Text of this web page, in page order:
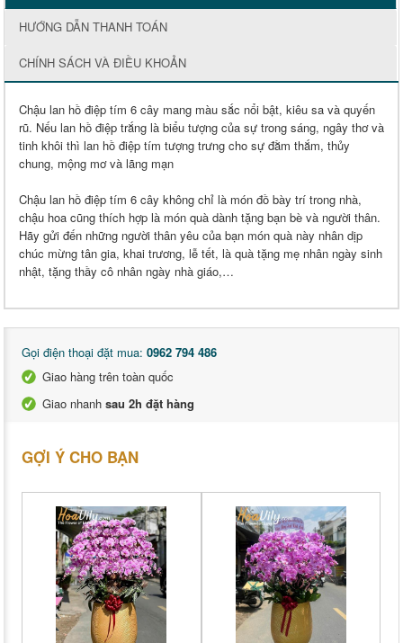
HƯỚNG DẪN THANH TOÁN
CHÍNH SÁCH VÀ ĐIỀU KHOẢN
Chậu lan hồ điệp tím 6 cây mang màu sắc nổi bật, kiêu sa và quyến
rũ. Nếu lan hồ điệp trắng là biểu tượng của sự trong sáng, ngây thơ và
tinh khôi thì lan hồ điệp tím tượng trưng cho sự đằm thắm, thủy
chung, mộng mơ và lãng mạn
Chậu lan hồ điệp tím 6 cây không chỉ là món đồ bày trí trong nhà,
chậu hoa cũng thích hợp là món quà dành tặng bạn bè và người thân.
Hãy gửi đến những người thân yêu của bạn món quà này nhân dịp
chúc mừng tân gia, khai trương, lễ tết, là quà tặng mẹ nhân ngày sinh
nhật, tặng thầy cô nhân ngày nhà giáo,…
Gọi điện thoại đặt mua: 0962 794 486
Giao hàng trên toàn quốc
Giao nhanh sau 2h đặt hàng
GỢI Ý CHO BẠN